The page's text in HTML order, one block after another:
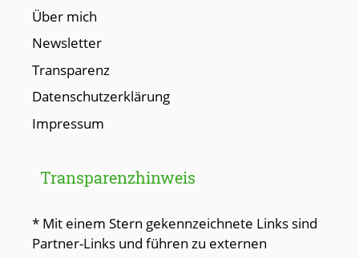
Über mich
Newsletter
Transparenz
Datenschutzerklärung
Impressum
Transparenzhinweis
* Mit einem Stern gekennzeichnete Links sind
Partner-Links und führen zu externen